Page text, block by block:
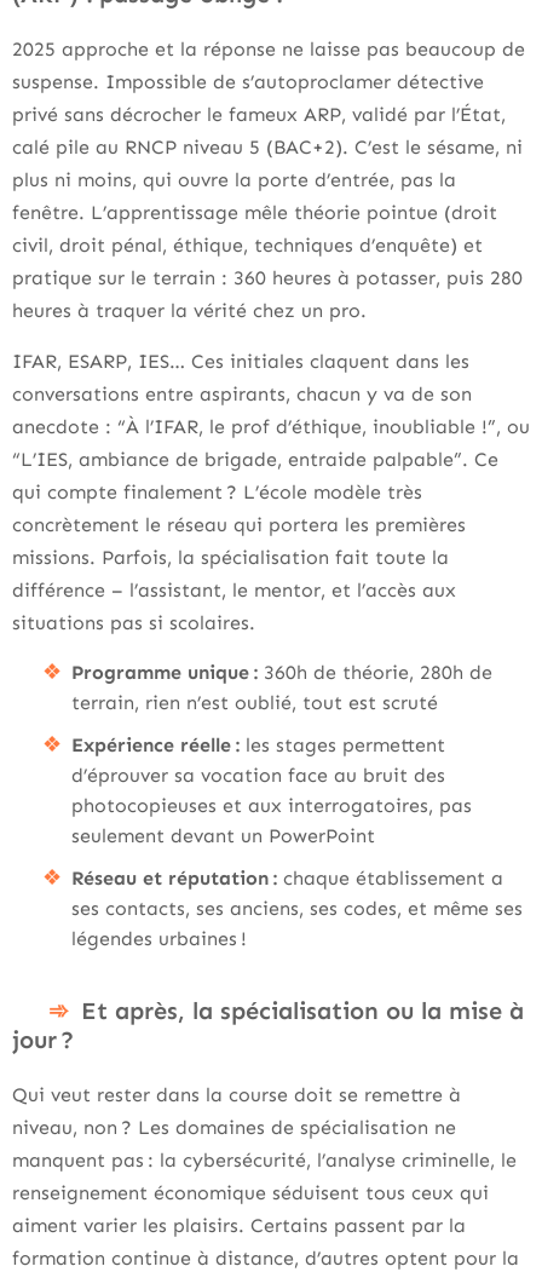
2025 approche et la réponse ne laisse pas beaucoup de
suspense. Impossible de s’autoproclamer détective
privé sans décrocher le fameux ARP, validé par l’État,
calé pile au RNCP niveau 5 (BAC+2). C’est le sésame, ni
plus ni moins, qui ouvre la porte d’entrée, pas la
fenêtre. L’apprentissage mêle théorie pointue (droit
civil, droit pénal, éthique, techniques d’enquête) et
pratique sur le terrain : 360 heures à potasser, puis 280
heures à traquer la vérité chez un pro.
IFAR, ESARP, IES… Ces initiales claquent dans les
conversations entre aspirants, chacun y va de son
anecdote : “À l’IFAR, le prof d’éthique, inoubliable !”, ou
“L’IES, ambiance de brigade, entraide palpable”. Ce
qui compte finalement ? L’école modèle très
concrètement le réseau qui portera les premières
missions. Parfois, la spécialisation fait toute la
différence – l’assistant, le mentor, et l’accès aux
situations pas si scolaires.
Programme unique : 360h de théorie, 280h de
terrain, rien n’est oublié, tout est scruté
Expérience réelle : les stages permettent
d’éprouver sa vocation face au bruit des
photocopieuses et aux interrogatoires, pas
seulement devant un PowerPoint
Réseau et réputation : chaque établissement a
ses contacts, ses anciens, ses codes, et même ses
légendes urbaines !
Et après, la spécialisation ou la mise à
jour ?
Qui veut rester dans la course doit se remettre à
niveau, non ? Les domaines de spécialisation ne
manquent pas : la cybersécurité, l’analyse criminelle, le
renseignement économique séduisent tous ceux qui
aiment varier les plaisirs. Certains passent par la
formation continue à distance, d’autres optent pour la